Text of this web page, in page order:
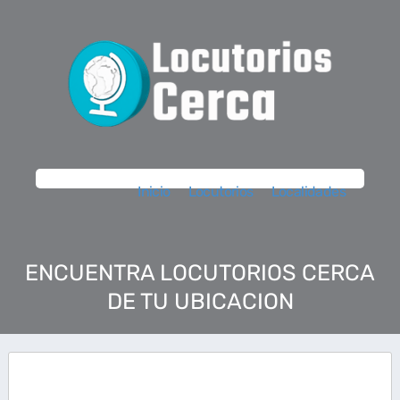
Inicio Locutorios Localidades
ENCUENTRA LOCUTORIOS CERCA
DE TU UBICACION